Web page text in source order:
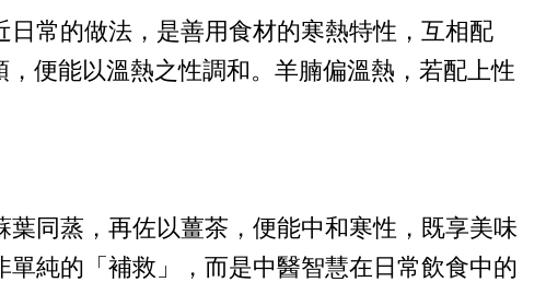
常的做法，是善用食材的寒熱特性，互相配
便能以溫熱之性調和。羊腩偏溫熱，若配上性
同蒸，再佐以薑茶，便能中和寒性，既享美味
純的「補救」，而是中醫智慧在日常飲食中的